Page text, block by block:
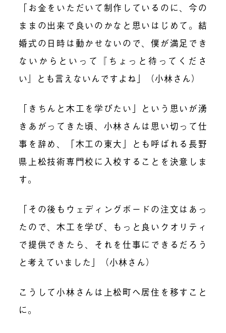
「お金をいただいて制作しているのに、今の
ままの出来で良いのかなと思いはじめて。結
婚式の日時は動かせないので、僕が満足でき
ないからといって『ちょっと待ってくださ
い』とも言えないんですよね」（小林さん）
「きちんと木工を学びたい」 という思いが湧
きあがってきた頃、小林さんは思い切って仕
事を辞め、
「木工の東大」とも呼ばれる長野
県上松技術専門校に入校 することを決意しま
す。
「その後もウェディングボードの注文はあっ
たので、木工を学び、もっと良いクオリティ
で提供できたら、それを仕事にできるだろう
と考えていました」（小林さん）
こうして小林さんは上松町へ居住を移すこと
に。